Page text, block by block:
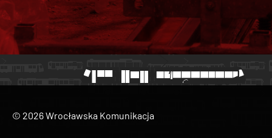
© 2026 Wrocławska Komunikacja